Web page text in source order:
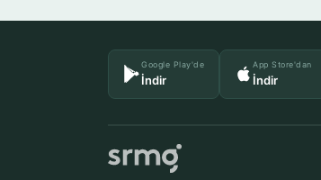
Google Play'de
İndir
App Store'dan
İndir